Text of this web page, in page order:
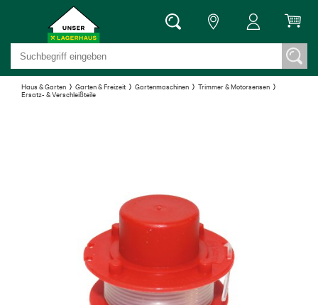
Haus & Garten Garten & Freizeit Gartenmaschinen
Trimmer & Motorsensen
Ersatz- & Verschleißteile